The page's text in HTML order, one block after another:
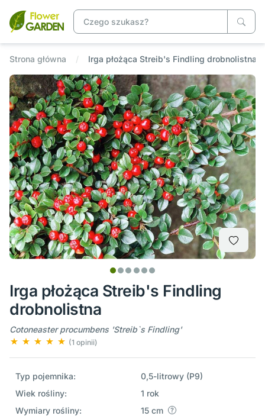
Strona główna Irga płożąca Streib's Findling drobnolistna
Irga płożąca Streib's Findling
drobnolistna
Cotoneaster procumbens 'Streib`s Findling'
(1 opinii)
Typ pojemnika:
0,5-litrowy (P9)
Wiek rośliny:
1 rok
Wymiary rośliny:
15 cm